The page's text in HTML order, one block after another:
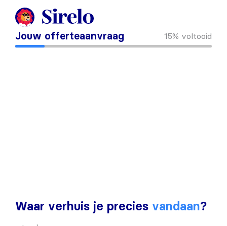
Jouw offerteaanvraag 15% voltooid
Waar verhuis je precies vandaan?